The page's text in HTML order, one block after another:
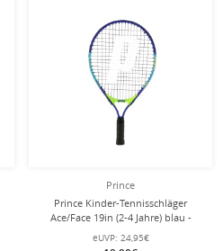
Prince
Prince Kinder-Tennisschläger
Ace/Face 19in (2-4 Jahre) blau -
besaitet -
eUVP: 24,95€